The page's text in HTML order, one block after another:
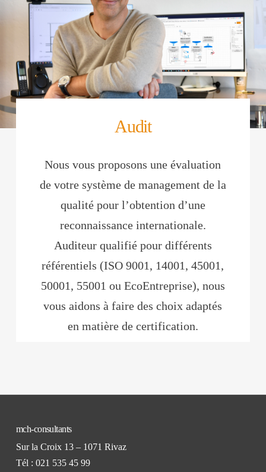
Audit
Nous vous proposons une évaluation
de votre système de management de la
qualité pour l’obtention d’une
reconnaissance internationale.
Auditeur qualifié pour différents
référentiels (ISO 9001, 14001, 45001,
50001, 55001 ou EcoEntreprise), nous
vous aidons à faire des choix adaptés
en matière de certification.
mch-consultants
Sur la Croix 13 – 1071 Rivaz
Tél : 021 535 45 99